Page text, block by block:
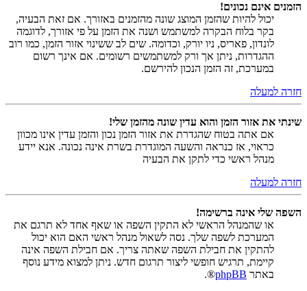
הזמנים אינם נכונים!
יכול להיות שהזמן המוצג שונה מהזמנים באזורך. אם זאת הבעיה,
בקר בלוח הבקרה למשתמש ושנה את הזמן על פי אזורך, לדוגמה
לונדון, פאריס, ניו יורק, וכדומה. שים לב ששינוי אזור הזמן, כמו רוב
ההגדרות, ניתן אך ורק למשתמשים רשומים. אם אינך רשום
במערכת, זה הזמן הנכון להירשם.
חזרה למעלה
שינתי את אזור הזמן והוא עדין שונה מהזמן שלי!
אם אתה בטוח שהגדרת את אזור הזמן נכון והזמן עדין אינו מכוון
כראוי, אז כנראה והשעה המוגדרת בשרת אינה נכונה. אנא יידע
מנהל ראשי כדי לתקן את הבעיה
חזרה למעלה
השפה שלי אינה ברשימה!
או שהמנהל הראשי לא התקין השפה או שאף אחד לא תרגם את
המערכת לשפה שלך. נסה לשאול מנהל ראשי האם הוא יכול
להתקין את חבילת השפה שאתה צריך. אם חבילת השפה אינה
קיימת, תרגיש חופשי ליצור תרגום חדש. ניתן למצוא מידע נוסף
באתר phpBB
®.